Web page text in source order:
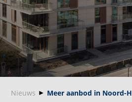
Nieuws Meer aanbod in Noord-